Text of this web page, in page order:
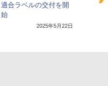
適合ラベルの交付を開
始
2025年5月22日